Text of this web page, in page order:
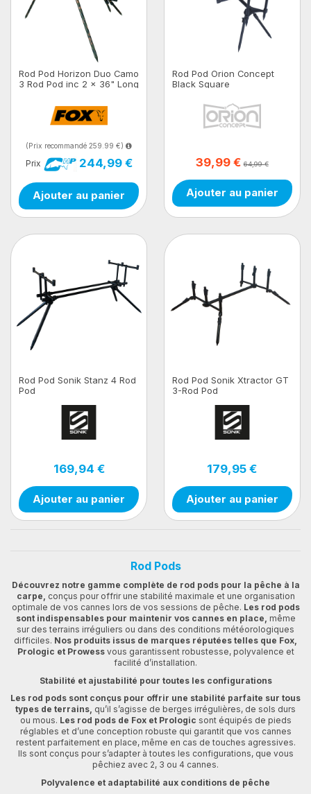
Rod Pod Horizon Duo Camo
3 Rod Pod inc 2 x 36" Long
(Prix recommandé 259.99 €)
Prix 244,99 €
Ajouter au panier
Rod Pod Orion Concept
Black Square
39,99 €64,99 €
Ajouter au panier
Rod Pod Sonik Stanz 4 Rod
Pod
169,94 €
Ajouter au panier
Rod Pod Sonik Xtractor GT
3-Rod Pod
179,95 €
Ajouter au panier
Rod Pods
Découvrez notre gamme complète de rod pods pour la pêche à la
carpe, conçus pour offrir une stabilité maximale et une organisation
optimale de vos cannes lors de vos sessions de pêche. Les rod pods
sont indispensables pour maintenir vos cannes en place, même
sur des terrains irréguliers ou dans des conditions météorologiques
difficiles. Nos produits issus de marques réputées telles que Fox,
Prologic et Prowessvous garantissent robustesse, polyvalence et
facilité d’installation.
Stabilité et ajustabilité pour toutes les configurations
Les rod pods sont conçus pour offrir une stabilité parfaite sur tous
types de terrains, qu’il s’agisse de berges irrégulières, de sols durs
ou mous. Les rod pods de Fox et Prologic sont équipés de pieds
réglables et d’une conception robuste qui garantit que vos cannes
restent parfaitement en place, même en cas de touches agressives.
Ils sont conçus pour s’adapter à toutes les configurations, que vous
pêchiez avec 2, 3 ou 4 cannes.
Polyvalence et adaptabilité aux conditions de pêche